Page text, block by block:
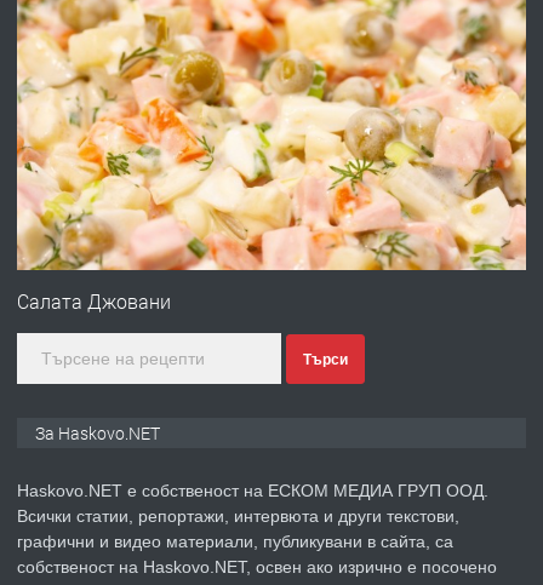
преди 4 дни
ПРЕДЛАГА
НАПЪЛНО ОБЗАВЕДЕН И
ОБОРУДВАН ТРИСТАЕН
АПАРТАМЕНТ В ЦЕНТЪРА НА ГР.
ХАСКОВО
преди 5 дни
ПРЕДЛАГА Давам гараж под наем
преди 5 дни
ПРЕДЛАГА
Салата Джовани
Търси
За Haskovo.NET
Haskovo.NET е собственост на ЕСКОМ МЕДИА ГРУП ООД.
Всички статии, репортажи, интервюта и други текстови,
графични и видео материали, публикувани в сайта, са
собственост на Haskovo.NET, освен ако изрично е посочено